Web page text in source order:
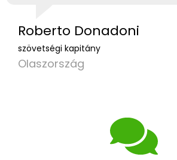
Roberto Donadoni
szövetségi kapitány
Olaszország